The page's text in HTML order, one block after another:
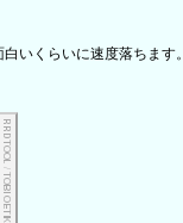
いくらいに速度落ちます。